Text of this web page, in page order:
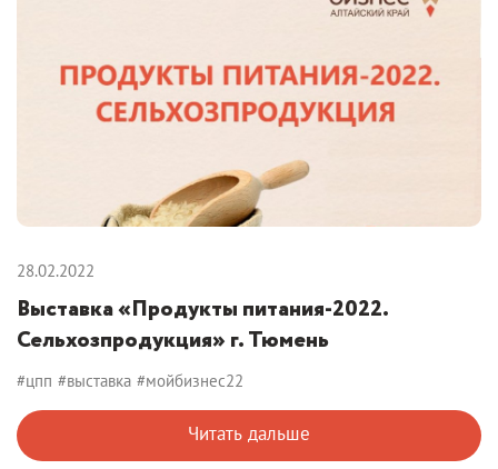
28.02.2022
Выставка «Продукты питания-2022.
Сельхозпродукция» г. Тюмень
#цпп #выставка #мойбизнес22
Читать дальше